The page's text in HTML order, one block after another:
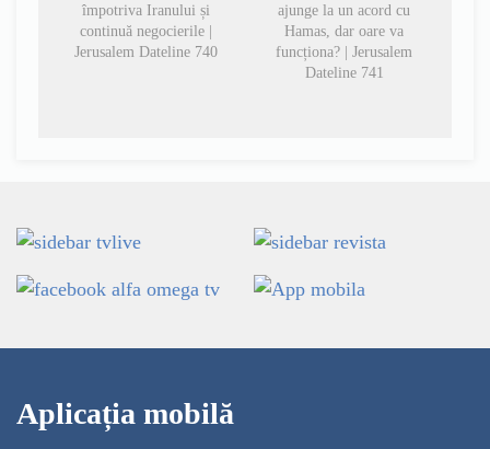
împotriva Iranului și
continuă negocierile |
Jerusalem Dateline 740
ajunge la un acord cu
Hamas, dar oare va
funcționa? | Jerusalem
Dateline 741
Aplicația mobilă